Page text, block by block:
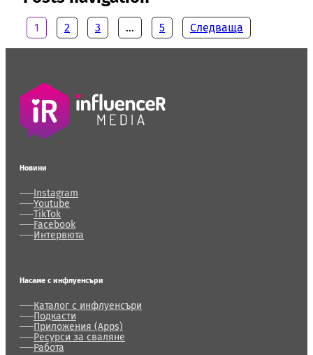
1 2 3 … 5 Следваща
Новини
Instagram
Youtube
TikTok
Facebook
Интервюта
Насаме с инфлуенсъри
Каталог с инфлуенсъри
Подкасти
Приложения (Apps)
Ресурси за сваляне
Работа